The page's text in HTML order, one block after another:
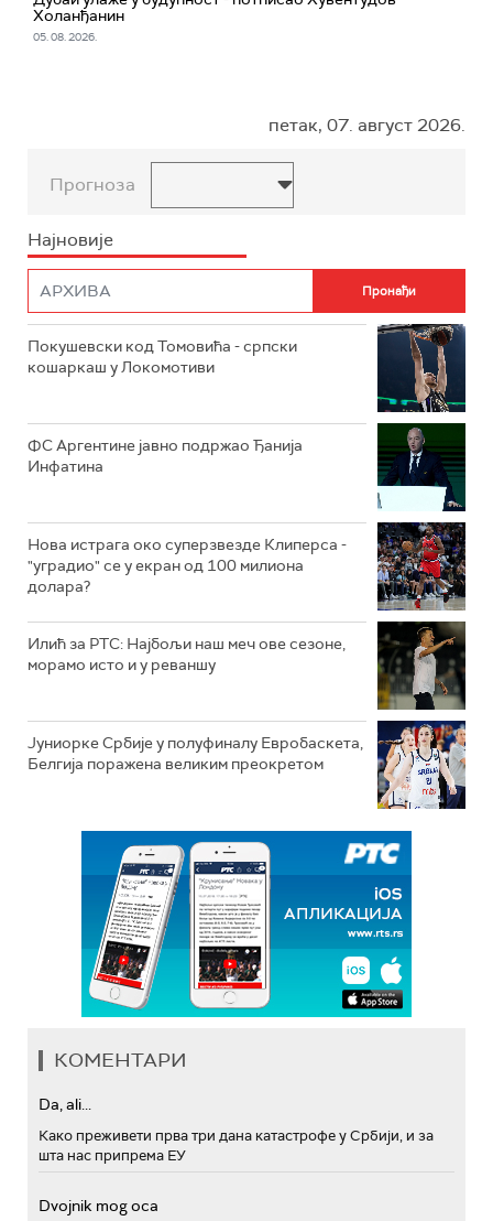
Холанђанин
05. 08. 2026.
петак, 07. август 2026.
Прогноза
Најновије
Покушевски код Томовића - српски
кошаркаш у Локомотиви
ФС Аргентине јавно подржао Ђанија
Инфатина
Нова истрага око суперзвезде Клиперса -
"уградио" се у екран од 100 милиона
долара?
Илић за РТС: Најбољи наш меч ове сезоне,
морамо исто и у реваншу
Јуниорке Србије у полуфиналу Евробаскета,
Белгија поражена великим преокретом
КОМЕНТАРИ
Da, ali...
Како преживети прва три дана катастрофе у Србији, и за
шта нас припрема ЕУ
Dvojnik mog oca